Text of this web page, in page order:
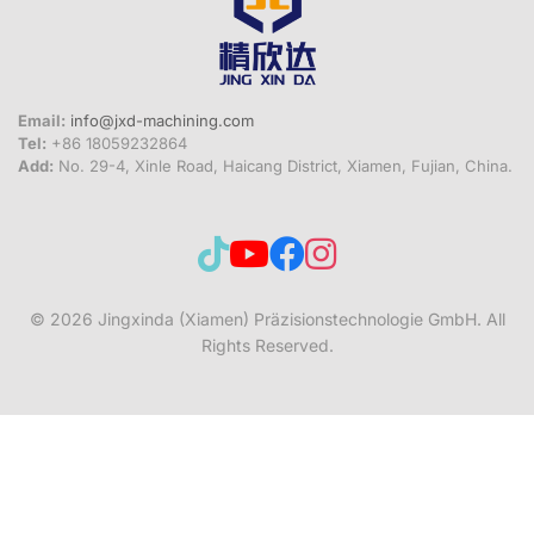
Email: info@jxd-machining.com
Tel: +86 18059232864
Add: No. 29-4, Xinle Road, Haicang District, Xiamen, Fujian, China.
© 2026 Jingxinda (Xiamen) Präzisionstechnologie GmbH. All
Rights Reserved.